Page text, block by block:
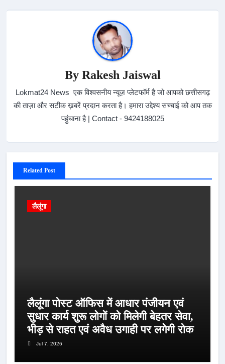
By Rakesh Jaiswal
Lokmat24 News एक विश्वसनीय न्यूज़ प्लेटफॉर्म है जो आपको छत्तीसगढ़
की ताज़ा और सटीक ख़बरें प्रदान करता है। हमारा उद्देश्य सच्चाई को आप तक
पहुंचाना है | Contact - 9424188025
Related Post
लैलूंगा
लैलूंगा पोस्ट ऑफिस में आधार पंजीयन एवं
सुधार कार्य शुरू लोगों को मिलेगी बेहतर सेवा,
भीड़ से राहत एवं अवैध उगाही पर लगेगी रोक
Jul 7, 2026